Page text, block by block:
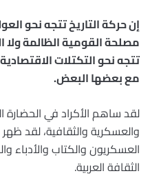
إن حركة التاريخ تتجه نحو
مصلحة القومية الظالمة ولا
تتجه نحو التكتلات
مع بعضها البعض.
لقد ساهم الأكراد في الحضارة
والعسكرية والثقافية، لقد
العسكريون والكتاب والأدباء
الثقافة العربية.